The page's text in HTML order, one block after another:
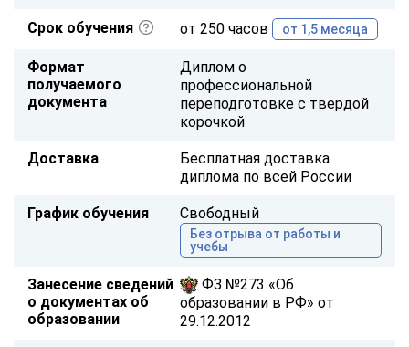
Срок обучения от 250 часов от 1,5 месяца
Формат
получаемого
документа
Диплом о
профессиональной
переподготовке с твердой
корочкой
Доставка
Бесплатная доставка
диплома по всей России
График обучения Свободный
Без отрыва от работы и
учебы
Занесение сведений
о документах об
образовании
ФЗ №273 «Об
образовании в РФ» от
29.12.2012